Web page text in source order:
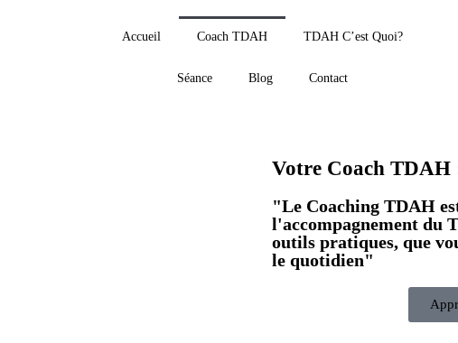
Accueil Coach TDAH TDAH C’est Quoi?
Séance Blog Contact
Votre Coach
"Le Coaching TDAH
l'accompagnement du
outils pratiques, que
le quotidien"